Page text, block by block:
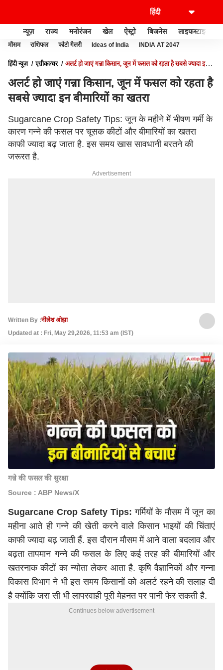
न्यूज़ राज्य मनोरंजन खेल ऐस्ट्रो बिजनेस लाइफस्टाइल
मौसम राशिफल फोटो गैलरी Ideas of India INDIA AT 2047
हिंदी न्यूज़ एग्रीकल्चर
अलर्ट हो जाएं गन्ना किसान, जून में फसल को रहता है सबसे ज्यादा इन
अलर्ट हो जाएं गन्ना किसान, जून में फसल को रहता है
सबसे ज्यादा इन बीमारियों का खतरा
Sugarcane Crop Safety Tips: जून के महीने में भीषण गर्मी के
कारण गन्ने की फसल पर चूसक कीटों और बीमारियों का खतरा
काफी ज्यादा बढ़ जाता है. इस समय खास सावधानी बरतने की
जरूरत है.
Advertisement
Written By :नीलेश ओझा
Updated at : Fri, May 29,2026, 11:53 am (IST)
गन्ने की फसल की सुरक्षा
Source : ABP News/X
Sugarcane Crop Safety Tips:गर्मियों के मौसम में जून का
महीना आते ही गन्ने की खेती करने वाले किसान भाइयों की चिंताएं
काफी ज्यादा बढ़ जाती हैं. इस दौरान मौसम में आने वाला बदलाव और
बढ़ता तापमान गन्ने की फसल के लिए कई तरह की बीमारियों और
खतरनाक कीटों का न्योता लेकर आता है. कृषि वैज्ञानिकों और गन्ना
विकास विभाग ने भी इस समय किसानों को अलर्ट रहने की सलाह दी
है क्योंकि जरा सी भी लापरवाही पूरी मेहनत पर पानी फेर सकती है.
Continues below advertisement